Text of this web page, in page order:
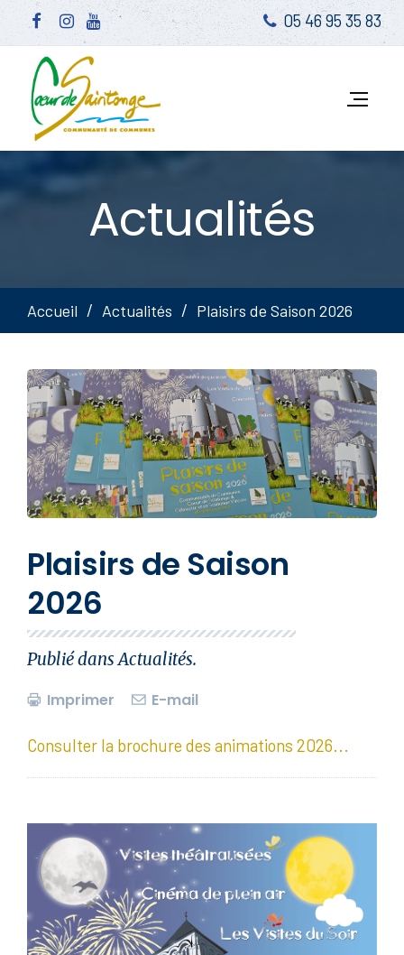
05 46 95 35 83
Actualités
Accueil Actualités Plaisirs de Saison 2026
Plaisirs de Saison
2026
Publié dans Actualités.
Imprimer
E-mail
Consulter la brochure des animations 2026...